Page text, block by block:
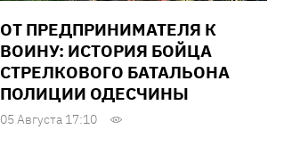
ОТ ПРЕДПРИНИМАТЕЛЯ К
ВОИНУ: ИСТОРИЯ БОЙЦА
СТРЕЛКОВОГО БАТАЛЬОНА
ПОЛИЦИИ ОДЕСЧИНЫ
05 Августа 17:10